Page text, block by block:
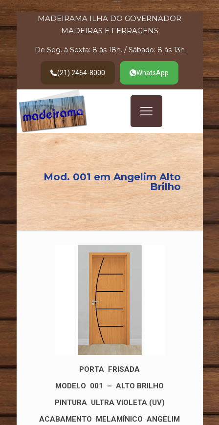
MADEIRAMA ILHA DO GOVERNADOR
MADEIRAS E FERRAGENS
De Seg. à Sexta: 8 às 18h. / Sábado: 8 às 13h
(21) 2464-8000 WhatsApp
Mod. 001 em Angelim Alto
Brilho
PORTA FRISADA
MODELO 001 – ALTO BRILHO
PINTURA ULTRA VIOLETA (UV)
ACABAMENTO MELAMÍNICO ANGELIM